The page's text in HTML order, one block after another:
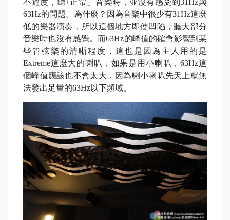
63Hz的問題。為什麼？因為音樂中很少有31Hz這麼
低的樂器演奏，所以這個地方即使凹陷，聽大部分
音樂時也沒有感覺。而63Hz的峰值的確會影響到某
些管弦樂的清晰程度，這也是因為主人用的是
Extreme這麼大的喇叭，如果是用小喇叭，63Hz這
個峰值應該也不會太大，因為喇小喇叭先天上就無
法發出足量的63Hz以下頻域。